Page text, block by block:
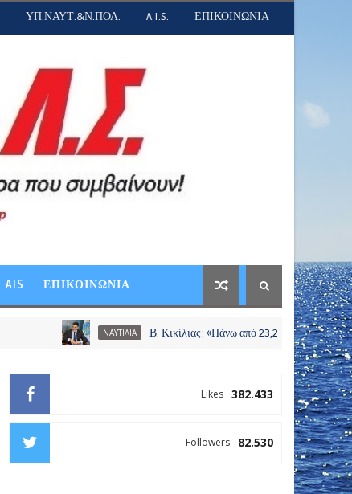
ΥΠ.ΝΑΥΤ.&Ν.ΠΟΛ. A.I.S. ΕΠΙΚΟΙΝΩΝΙΑ
AIS ΕΠΙΚΟΙΝΩΝΙΑ
ΝΑΥΤΙΛΙΑ Β. Κικίλιας: «Πάνω από 23,2 εκατ. ευρώ σε
382.433
Likes
82.530
Followers